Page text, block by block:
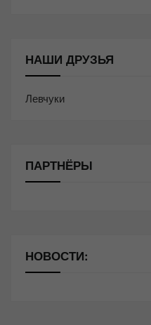
НАШИ ДРУЗЬЯ
Левчуки
ПАРТНЁРЫ
НОВОСТИ: